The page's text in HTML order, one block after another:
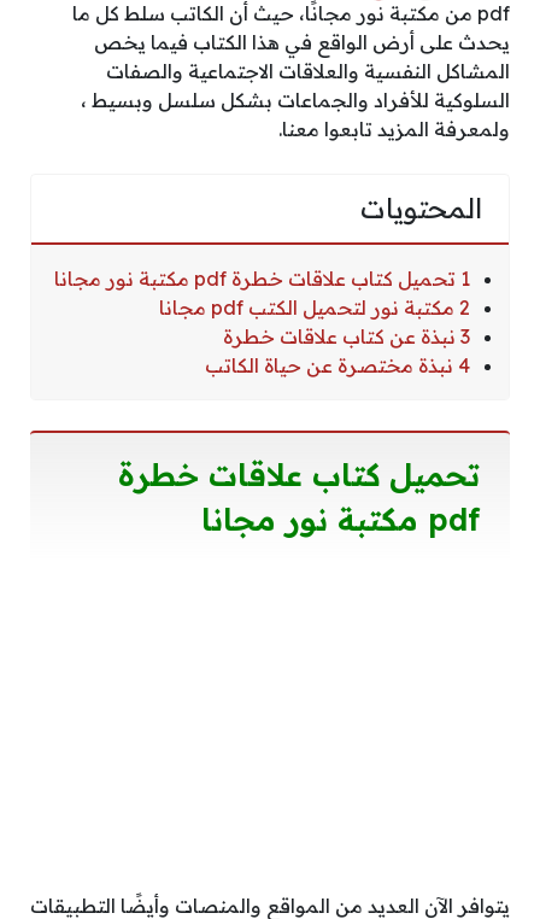
pdf من مكتبة نور مجانًا، حيث أن الكاتب سلط كل ما
يحدث على أرض الواقع في هذا الكتاب فيما يخص
المشاكل النفسية والعلاقات الاجتماعية والصفات
السلوكية للأفراد والجماعات بشكل سلسل وبسيط ،
ولمعرفة المزيد تابعوا معنا.
المحتويات
1 تحميل كتاب علاقات خطرة pdf مكتبة نور مجانا
2 مكتبة نور لتحميل الكتب pdf مجانا
3 نبذة عن كتاب علاقات خطرة
4 نبذة مختصرة عن حياة الكاتب
تحميل كتاب علاقات خطرة
pdf مكتبة نور مجانا
يتوافر الآن العديد من المواقع والمنصات وأيضًا التطبيقات